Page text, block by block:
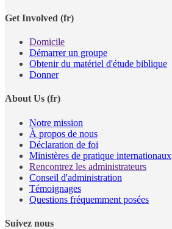
Get Involved (fr)
Domicile
Démarrer un groupe
Obtenir du matériel d'étude biblique
Donner
About Us (fr)
Notre mission
À propos de nous
Déclaration de foi
Ministères de pratique internationaux
Rencontrez les administrateurs
Conseil d'administration
Témoignages
Questions fréquemment posées
Suivez nous